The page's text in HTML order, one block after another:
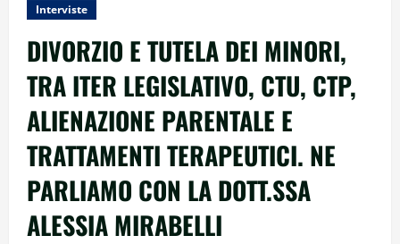
Interviste
DIVORZIO E TUTELA DEI MINORI,
TRA ITER LEGISLATIVO, CTU, CTP,
ALIENAZIONE PARENTALE E
TRATTAMENTI TERAPEUTICI. NE
PARLIAMO CON LA DOTT.SSA
ALESSIA MIRABELLI